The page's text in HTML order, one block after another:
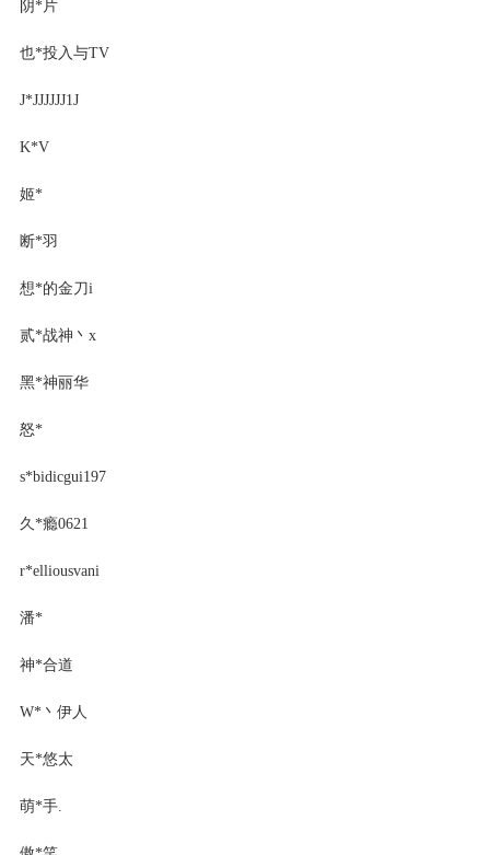
阴*片
也*投入与TV
J*JJJJJJ1J
K*V
姬*
断*羽
想*的金刀i
贰*战神丶x
黑*神丽华
怒*
s*bidicgui197
久*瘾0621
r*elliousvani
潘*
神*合道
W*丶伊人
天*悠太
萌*手.